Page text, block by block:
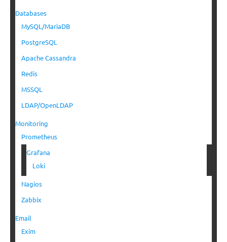
Databases
MySQL/MariaDB
PostgreSQL
Apache Cassandra
Redis
MSSQL
LDAP/OpenLDAP
Monitoring
Prometheus
Grafana
Loki
Nagios
Zabbix
Email
Exim